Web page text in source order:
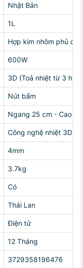
Nhật Bản
1L
Hợp kim nhôm phủ
600W
3D (Toả nhiệt từ 3
Nút bấm
Ngang 25 cm - Cao
Công nghệ nhiệt 3D
4mm
3.7kg
Có
Thái Lan
Điện tử
12 Tháng
3729358196476